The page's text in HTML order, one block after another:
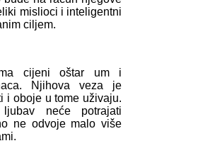
mislioci i inteligentni
ciljem.
cijeni oštar um i
Njihova veza je
i oboje u tome uživaju.
neće potrajati
ne odvoje malo više